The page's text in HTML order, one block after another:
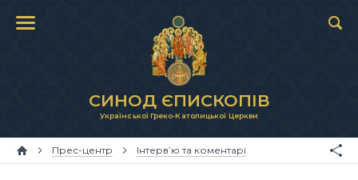
СИНОД ЄПИСКОПІВ
Української Греко-Католицької Церкви
Прес-центр Інтерв’ю та коментарі